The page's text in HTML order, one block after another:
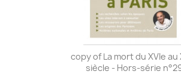
copy of La mort du XVIe au
siècle - Hors-série